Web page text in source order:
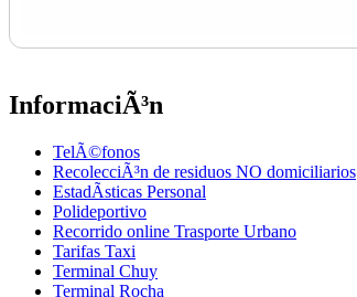
InformaciÃ³n
TelÃ©fonos
RecolecciÃ³n de residuos NO domiciliarios
EstadÃ­sticas Personal
Polideportivo
Recorrido online Trasporte Urbano
Tarifas Taxi
Terminal Chuy
Terminal Rocha